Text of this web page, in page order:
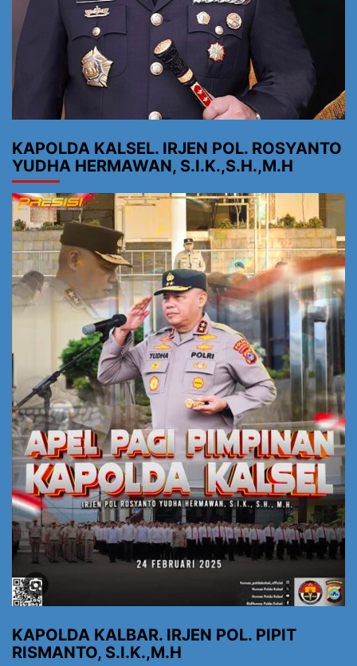
KAPOLDA KALSEL. IRJEN POL. ROSYANTO
YUDHA HERMAWAN, S.I.K.,S.H.,M.H
KAPOLDA KALBAR. IRJEN POL. PIPIT
RISMANTO, S.I.K.,M.H